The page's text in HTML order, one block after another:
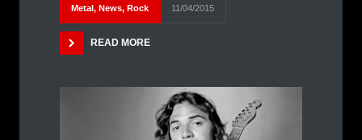
Metal , News, Rock 11/04/2015
READ MORE